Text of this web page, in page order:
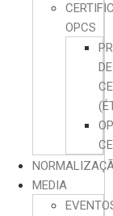
OPCS
DE
MEDIA